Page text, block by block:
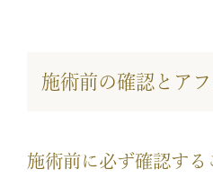
施術前の確認とア
施術前に必ず確認する